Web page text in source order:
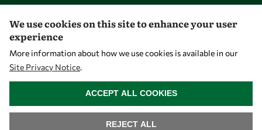
PhD Fellowships
Early Career Fellowship
Awards
We use cookies on this site to enhance your user
experience
More information about how we use cookies is available in our
Site Privacy Notice.
REJECT ALL
ACCEPT ALL COOKIES
WITHDRAW CONSENT